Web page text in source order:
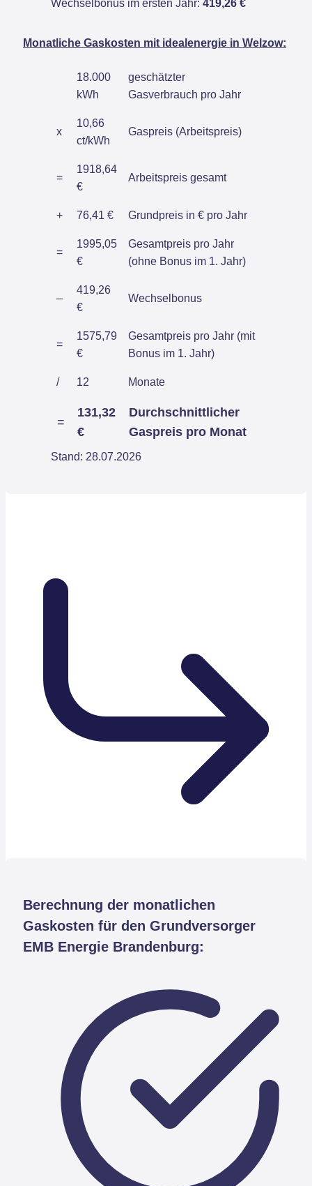
Wechselbonus im ersten Jahr: 419,26 €
Monatliche Gaskosten mit idealenergie in Welzow:
18.000
kWh
geschätzter
Gasverbrauch pro Jahr
x
10,66
ct/kWh
Gaspreis (Arbeitspreis)
=
1918,64
€
Arbeitspreis gesamt
+ 76,41 € Grundpreis in € pro Jahr
=
1995,05
€
Gesamtpreis pro Jahr
(ohne Bonus im 1. Jahr)
–
419,26
€
Wechselbonus
=
1575,79
€
Gesamtpreis pro Jahr (mit
Bonus im 1. Jahr)
/ 12 Monate
=
131,32
€
Durchschnittlicher
Gaspreis pro Monat
Stand: 28.07.2026
Berechnung der monatlichen
Gaskosten für den Grundversorger
EMB Energie Brandenburg: